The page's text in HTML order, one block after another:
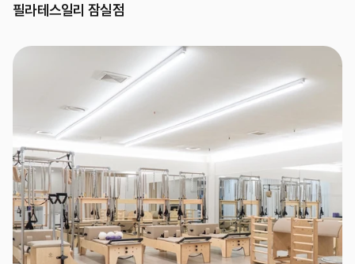
필라테스일리 잠실점